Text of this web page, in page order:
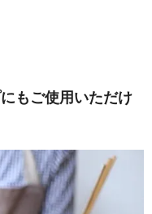
もご使用いただけ